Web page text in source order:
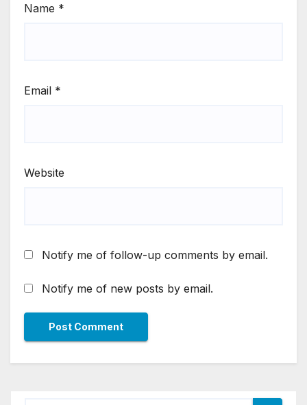
Name *
Email *
Website
Notify me of follow-up comments by email.
Notify me of new posts by email.